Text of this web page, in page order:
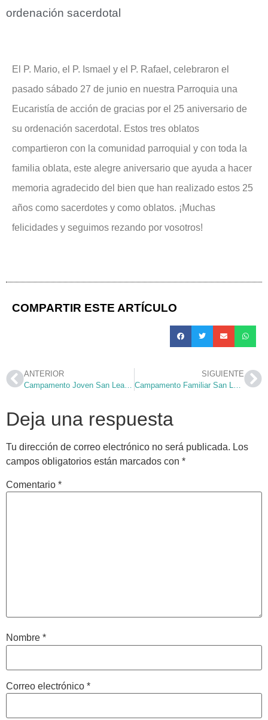
ordenación sacerdotal
El P. Mario, el P. Ismael y el P. Rafael, celebraron el
pasado sábado 27 de junio en nuestra Parroquia una
Eucaristía de acción de gracias por el 25 aniversario de
su ordenación sacerdotal. Estos tres oblatos
compartieron con la comunidad parroquial y con toda la
familia oblata, este alegre aniversario que ayuda a hacer
memoria agradecido del bien que han realizado estos 25
años como sacerdotes y como oblatos. ¡Muchas
felicidades y seguimos rezando por vosotros!
COMPARTIR ESTE ARTÍCULO
ANTERIOR
SIGUIENTE
Deja una respuesta
Tu dirección de correo electrónico no será publicada. Los
campos obligatorios están marcados con *
Comentario *
Nombre *
Correo electrónico *